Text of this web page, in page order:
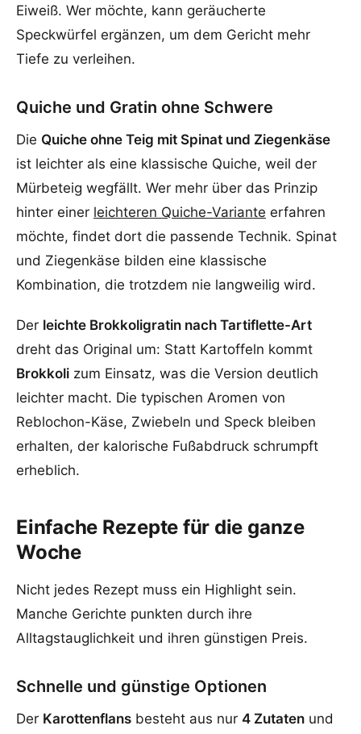
Eiweiß. Wer möchte, kann geräucherte
Speckwürfel ergänzen, um dem Gericht mehr
Tiefe zu verleihen.
Quiche und Gratin ohne Schwere
Die Quiche ohne Teig mit Spinat und Ziegenkäse
ist leichter als eine klassische Quiche, weil der
Mürbeteig wegfällt. Wer mehr über das Prinzip
hinter einer leichteren Quiche-Variante erfahren
möchte, findet dort die passende Technik. Spinat
und Ziegenkäse bilden eine klassische
Kombination, die trotzdem nie langweilig wird.
Der leichte Brokkoligratin nach Tartiflette-Art
dreht das Original um: Statt Kartoffeln kommt
Brokkoli zum Einsatz, was die Version deutlich
leichter macht. Die typischen Aromen von
Reblochon-Käse, Zwiebeln und Speck bleiben
erhalten, der kalorische Fußabdruck schrumpft
erheblich.
Einfache Rezepte für die ganze
Woche
Nicht jedes Rezept muss ein Highlight sein.
Manche Gerichte punkten durch ihre
Alltagstauglichkeit und ihren günstigen Preis.
Schnelle und günstige Optionen
Der Karottenflans besteht aus nur 4 Zutaten und